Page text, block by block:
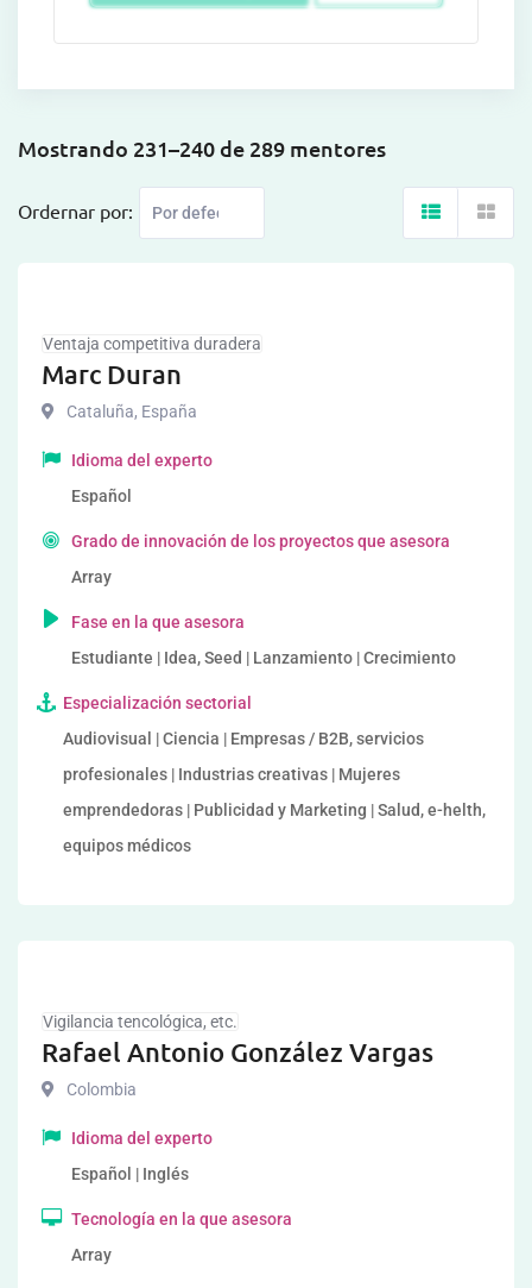
Mostrando 231–240 de 289 mentores
Ordernar por:
Ventaja competitiva duradera
Marc Duran
Cataluña, España
Idioma del experto
Español
Grado de innovación de los proyectos que asesora
Array
Fase en la que asesora
Estudiante | Idea, Seed | Lanzamiento | Crecimiento
Especialización sectorial
Audiovisual | Ciencia | Empresas / B2B, servicios
profesionales | Industrias creativas | Mujeres
emprendedoras | Publicidad y Marketing | Salud, e-helth,
equipos médicos
Vigilancia tencológica, etc.
Rafael Antonio González Vargas
Colombia
Idioma del experto
Español | Inglés
Tecnología en la que asesora
Array